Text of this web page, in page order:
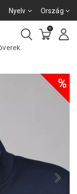
Nyelv Ország
0
%